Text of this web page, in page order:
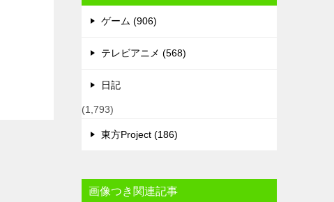
ゲーム (906)
テレビアニメ (568)
日記
(1,793)
東方Project (186)
画像つき関連記事